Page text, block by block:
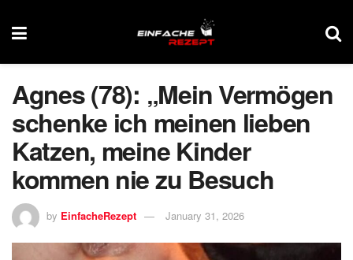
Agnes (78): „Mein Vermögen
schenke ich meinen lieben
Katzen, meine Kinder
kommen nie zu Besuch
by EinfacheRezept January 31, 2026